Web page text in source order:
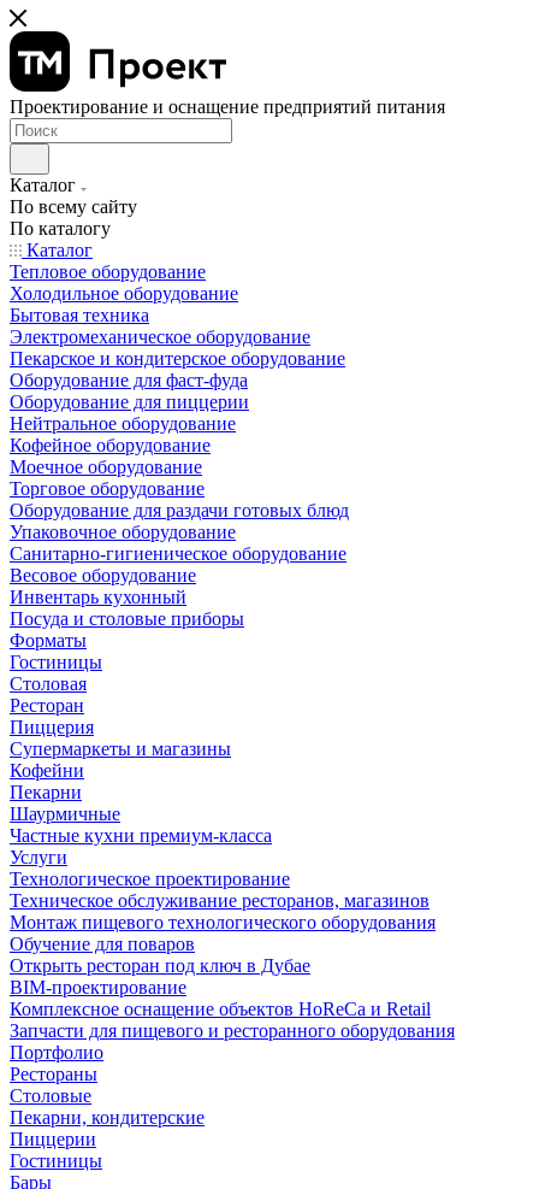
Проектирование и оснащение предприятий питания
Каталог
По всему сайту
По каталогу
Каталог
Тепловое оборудование
Холодильное оборудование
Бытовая техника
Электромеханическое оборудование
Пекарское и кондитерское оборудование
Оборудование для фаст-фуда
Оборудование для пиццерии
Нейтральное оборудование
Кофейное оборудование
Моечное оборудование
Торговое оборудование
Оборудование для раздачи готовых блюд
Упаковочное оборудование
Санитарно-гигиеническое оборудование
Весовое оборудование
Инвентарь кухонный
Посуда и столовые приборы
Форматы
Гостиницы
Столовая
Ресторан
Пиццерия
Супермаркеты и магазины
Кофейни
Пекарни
Шаурмичные
Частные кухни премиум-класса
Услуги
Технологическое проектирование
Техническое обслуживание ресторанов, магазинов
Монтаж пищевого технологического оборудования
Обучение для поваров
Открыть ресторан под ключ в Дубае
BIM-проектирование
Комплексное оснащение объектов HoReCa и Retail
Запчасти для пищевого и ресторанного оборудования
Портфолио
Рестораны
Столовые
Пекарни, кондитерские
Пиццерии
Гостиницы
Бары